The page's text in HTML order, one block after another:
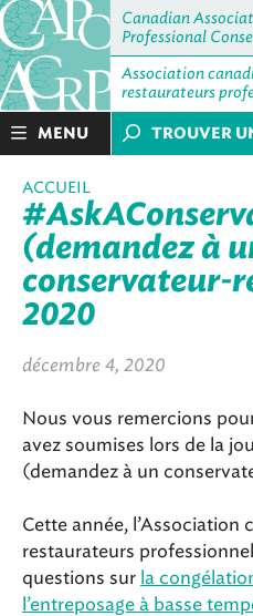
Canadian
Professional
Association
restaurateurs
MENU TROUVER
ACCUEIL
(demandez à
conservateur-
2020
décembre 4, 2020
Nous vous remercions
avez soumises lors de la
(demandez à un
Cette année, l’Association
restaurateurs
questions sur la
l’entreposage à basse